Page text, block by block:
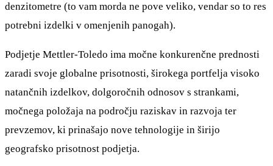
denzitometre (to vam morda ne pove veliko, vendar so to res
potrebni izdelki v omenjenih panogah).
Podjetje Mettler-Toledo ima močne konkurenčne prednosti
zaradi svoje globalne prisotnosti, širokega portfelja visoko
natančnih izdelkov, dolgoročnih odnosov s strankami,
močnega položaja na področju raziskav in razvoja ter
prevzemov, ki prinašajo nove tehnologije in širijo
geografsko prisotnost podjetja.